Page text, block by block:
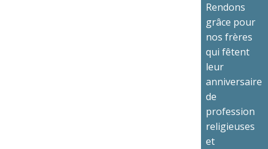
Rendons
grâce pour
nos frères
qui fêtent
leur
anniversaire
de
profession
religieuses
et